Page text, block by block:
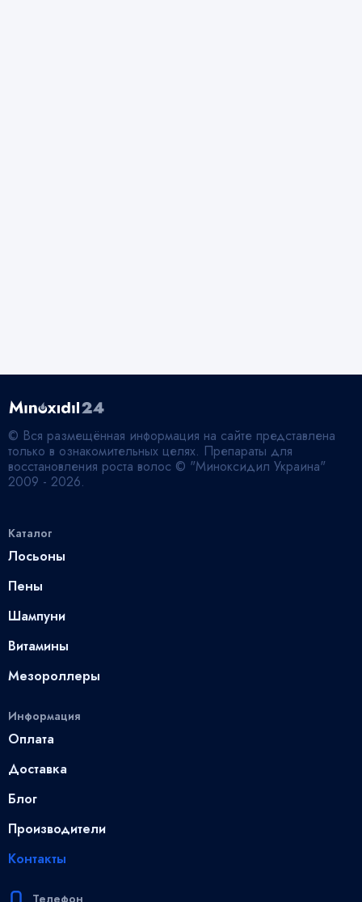
© Вся размещённая информация на сайте представлена
только в ознакомительных целях. Препараты для
восстановления роста волос © "Миноксидил Украина"
2009 - 2026.
Каталог
Лосьоны
Пены
Шампуни
Витамины
Мезороллеры
Информация
Оплата
Доставка
Блог
Производители
Контакты
Телефон